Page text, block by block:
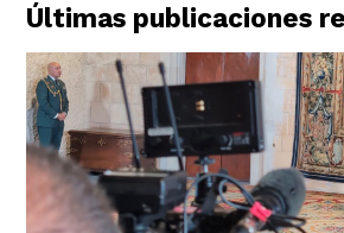
Últimas publicaciones